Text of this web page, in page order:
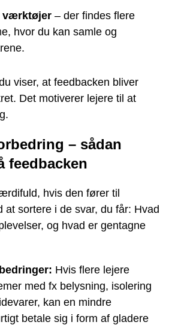
værktøjer – der findes flere
hvor du kan samle og
viser, at feedbacken bliver
Det motiverer lejere til at
– sådan
feedbacken
hvis den fører til
at sortere i de svar, du får: Hvad
og hvad er gentagne
Hvis flere lejere
med fx belysning, isolering
kan en mindre
betale sig i form af gladere